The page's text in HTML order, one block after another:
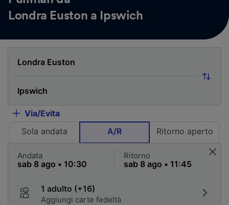
Londra Euston a Ipswich
Via/Evita
Sola andata
A/R Ritorno aperto
Andata Ritorno
1 adulto (+16)
Aggiungi carte fedeltà